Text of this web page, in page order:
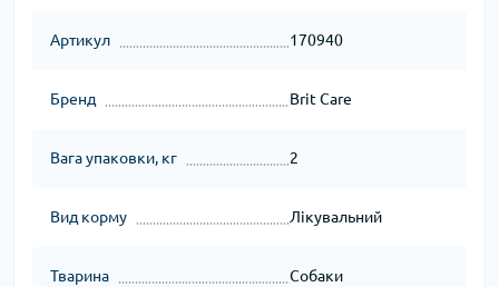
Артикул 170940
Бренд Brit Care
Вага упаковки, кг 2
Вид корму Лікувальний
Тварина Собаки